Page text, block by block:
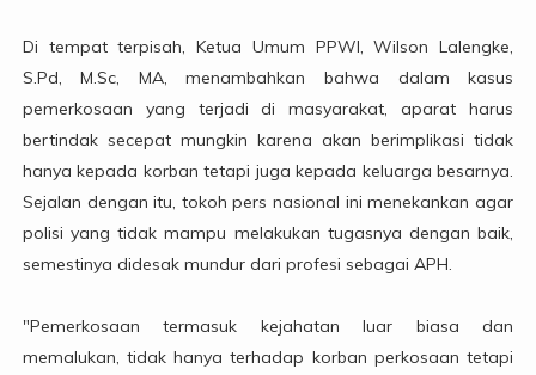
Di tempat terpisah, Ketua Umum PPWI, Wilson Lalengke,
S.Pd, M.Sc, MA, menambahkan bahwa dalam kasus
pemerkosaan yang terjadi di masyarakat, aparat harus
bertindak secepat mungkin karena akan berimplikasi tidak
hanya kepada korban tetapi juga kepada keluarga besarnya.
Sejalan dengan itu, tokoh pers nasional ini menekankan agar
polisi yang tidak mampu melakukan tugasnya dengan baik,
semestinya didesak mundur dari profesi sebagai APH.
"Pemerkosaan termasuk kejahatan luar biasa dan
memalukan, tidak hanya terhadap korban perkosaan tetapi